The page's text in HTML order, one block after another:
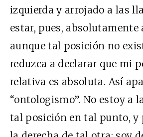
izquierda y arrojado a las
estar, pues, absolutamente
aunque tal posición no
reduzca a declarar que mi
relativa es absoluta. Así
“ontologismo”. No estoy a
tal posición en tal punto, y